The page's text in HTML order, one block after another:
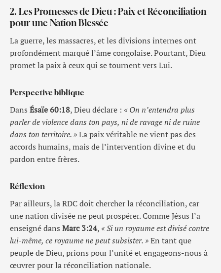
2. Les Promesses de Dieu : Paix et Réconciliation
pour une Nation Blessée
La guerre, les massacres, et les divisions internes ont
profondément marqué l’âme congolaise. Pourtant, Dieu
promet la paix à ceux qui se tournent vers Lui.
Perspective biblique
Dans Ésaïe 60:18, Dieu déclare : « On n’entendra plus
parler de violence dans ton pays, ni de ravage ni de ruine
dans ton territoire. »La paix véritable ne vient pas des
accords humains, mais de l’intervention divine et du
pardon entre frères.
Réflexion
Par ailleurs, la RDC doit chercher la réconciliation, car
une nation divisée ne peut prospérer. Comme Jésus l’a
enseigné dans Marc 3:24, « Si un royaume est divisé contre
lui-même, ce royaume ne peut subsister. »En tant que
peuple de Dieu, prions pour l’unité et engageons-nous à
œuvrer pour la réconciliation nationale.